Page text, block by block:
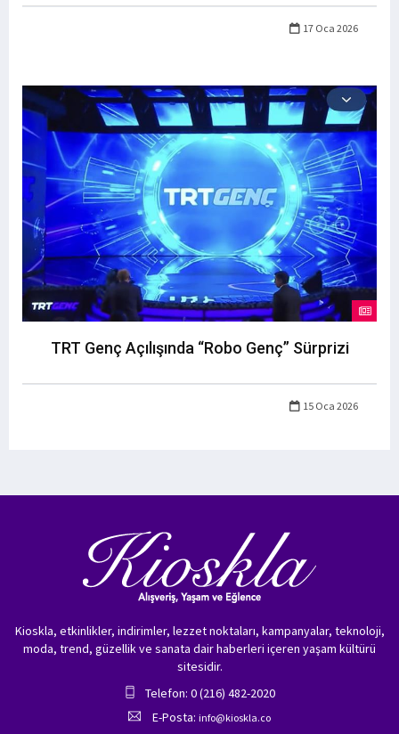
17 Oca 2026
TRT Genç Açılışında “Robo Genç” Sürprizi
15 Oca 2026
Kioskla, etkinlikler, indirimler, lezzet noktaları, kampanyalar, teknoloji,
moda, trend, güzellik ve sanata dair haberleri içeren yaşam kültürü
sitesidir.
Telefon: 0 (216) 482-2020
E-Posta: info@kioskla.co